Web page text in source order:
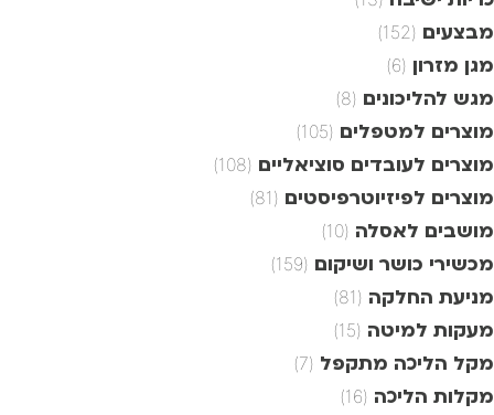
מבצעים (152)
מגן מזרון (6)
מגש להליכונים (8)
מוצרים למטפלים (105)
מוצרים לעובדים סוציאליים (108)
מוצרים לפיזיוטרפיסטים (81)
מושבים לאסלה (10)
מכשירי כושר ושיקום (159)
מניעת החלקה (81)
מעקות למיטה (15)
מקל הליכה מתקפל (7)
מקלות הליכה (16)